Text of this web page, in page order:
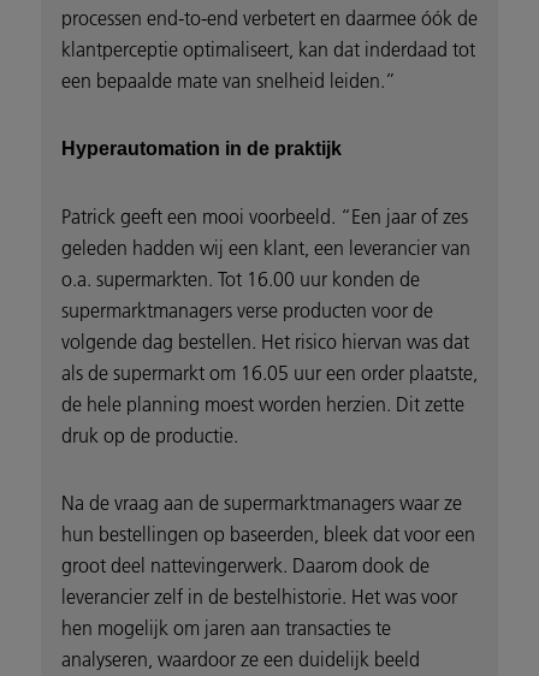
processen end-to-end verbetert en daarmee óók de
klantperceptie optimaliseert, kan dat inderdaad tot
een bepaalde mate van snelheid leiden.”
Hyperautomation in de praktijk
Patrick geeft een mooi voorbeeld. “Een jaar of zes
geleden hadden wij een klant, een leverancier van
o.a. supermarkten. Tot 16.00 uur konden de
supermarktmanagers verse producten voor de
volgende dag bestellen. Het risico hiervan was dat
als de supermarkt om 16.05 uur een order plaatste,
de hele planning moest worden herzien. Dit zette
druk op de productie.
Na de vraag aan de supermarktmanagers waar ze
hun bestellingen op baseerden, bleek dat voor een
groot deel nattevingerwerk. Daarom dook de
leverancier zelf in de bestelhistorie. Het was voor
hen mogelijk om jaren aan transacties te
analyseren, waardoor ze een duidelijk beeld